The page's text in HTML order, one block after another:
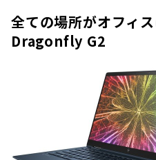
全ての場所がオフィ
Dragonfly G2